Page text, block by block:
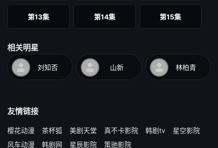
第13集 第14集 第15集
第16集
第19集 第20集
相关明星
刘知否 山新 林柏青
友情链接
樱花动漫 茶杯狐 美剧天堂 真不卡影院 韩剧tv
星空影院
风车动漫
韩剧网 星辰影院 策驰影院